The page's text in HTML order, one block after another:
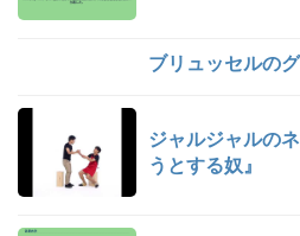
ブリュッセルの
ジャルジャルの
うとする奴』